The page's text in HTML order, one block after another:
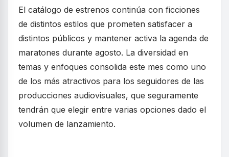
El catálogo de estrenos continúa con ficciones
de distintos estilos que prometen satisfacer a
distintos públicos y mantener activa la agenda de
maratones durante agosto. La diversidad en
temas y enfoques consolida este mes como uno
de los más atractivos para los seguidores de las
producciones audiovisuales, que seguramente
tendrán que elegir entre varias opciones dado el
volumen de lanzamiento.